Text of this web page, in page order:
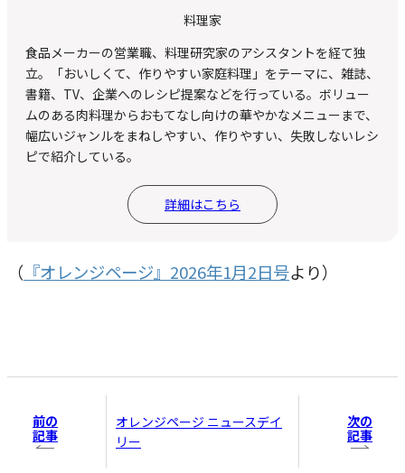
料理家
食品メーカーの営業職、料理研究家のアシスタントを経て独
立。「おいしくて、作りやすい家庭料理」をテーマに、雑誌、
書籍、TV、企業へのレシピ提案などを行っている。ボリュー
ムのある肉料理からおもてなし向けの華やかなメニューまで、
幅広いジャンルをまねしやすい、作りやすい、失敗しないレシ
ピで紹介している。
詳細はこちら
（ 『オレンジページ』2026年1月2日号より）
前の
記事
オレンジページ ニュースデイ
リー
次の
記事